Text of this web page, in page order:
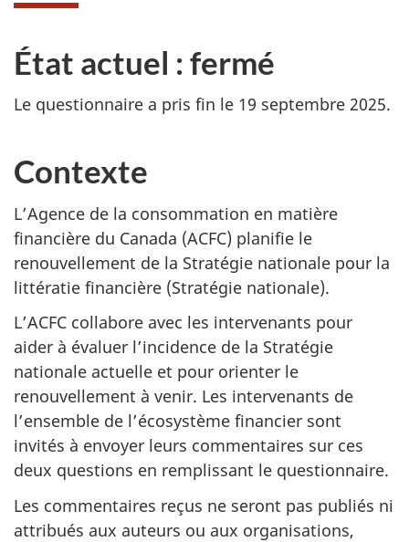
État actuel : fermé
Le questionnaire a pris fin le 19 septembre 2025.
Contexte
L’Agence de la consommation en matière
financière du Canada (ACFC) planifie le
renouvellement de la Stratégie nationale pour la
littératie financière (Stratégie nationale).
L’ACFC collabore avec les intervenants pour
aider à évaluer l’incidence de la Stratégie
nationale actuelle et pour orienter le
renouvellement à venir. Les intervenants de
l’ensemble de l’écosystème financier sont
invités à envoyer leurs commentaires sur ces
deux questions en remplissant le questionnaire.
Les commentaires reçus ne seront pas publiés ni
attribués aux auteurs ou aux organisations,